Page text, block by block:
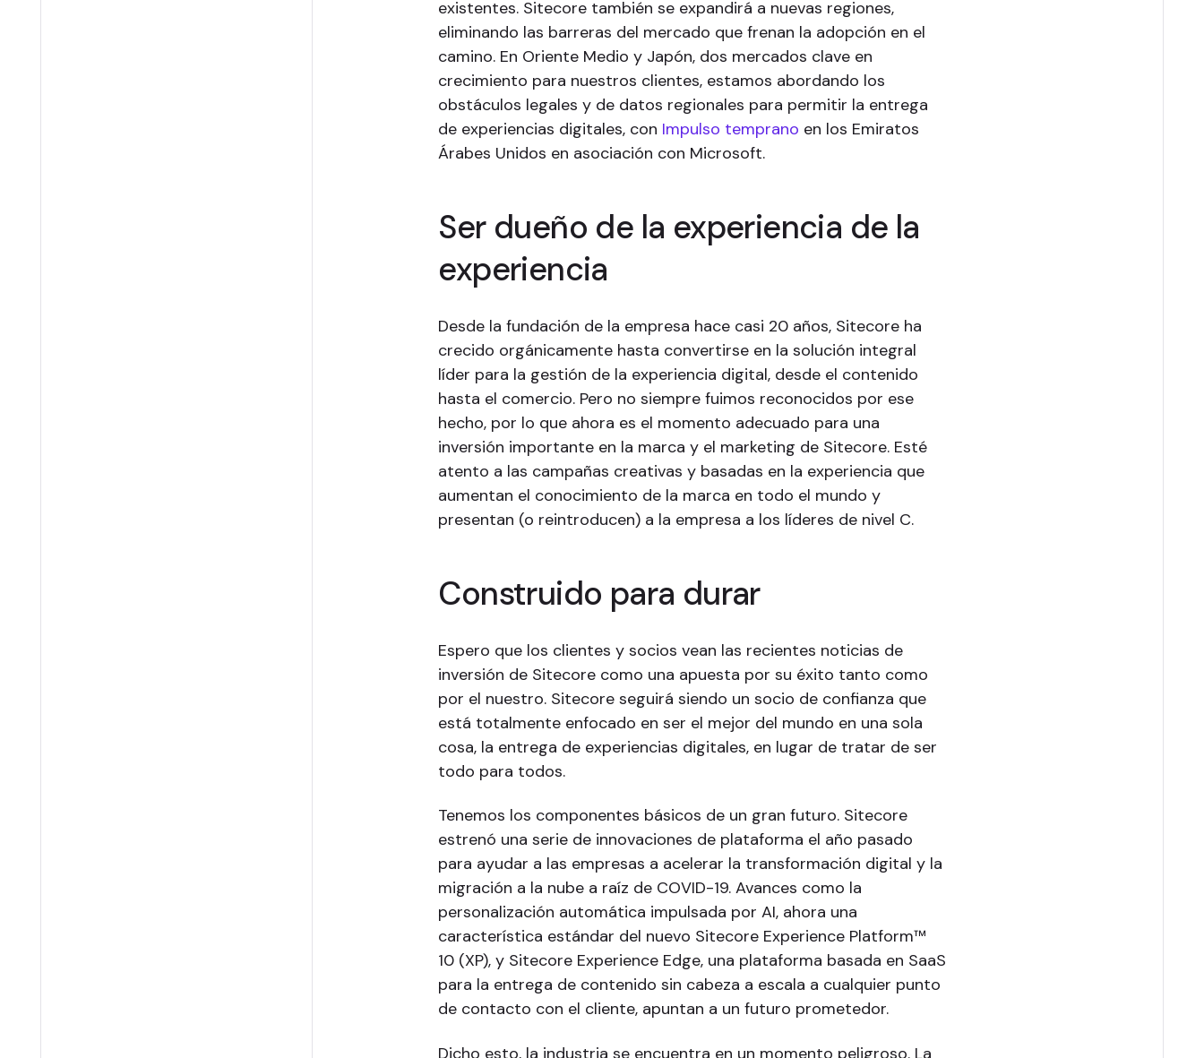
existentes. Sitecore también se expandirá a nuevas regiones,
eliminando las barreras del mercado que frenan la adopción en el
camino. En Oriente Medio y Japón, dos mercados clave en
crecimiento para nuestros clientes, estamos abordando los
obstáculos legales y de datos regionales para permitir la entrega
de experiencias digitales, con Impulso temprano en los Emiratos
Árabes Unidos en asociación con Microsoft.
Ser dueño de la experiencia de la
experiencia
Desde la fundación de la empresa hace casi 20 años, Sitecore ha
crecido orgánicamente hasta convertirse en la solución integral
líder para la gestión de la experiencia digital, desde el contenido
hasta el comercio. Pero no siempre fuimos reconocidos por ese
hecho, por lo que ahora es el momento adecuado para una
inversión importante en la marca y el marketing de Sitecore. Esté
atento a las campañas creativas y basadas en la experiencia que
aumentan el conocimiento de la marca en todo el mundo y
presentan (o reintroducen) a la empresa a los líderes de nivel C.
Construido para durar
Espero que los clientes y socios vean las recientes noticias de
inversión de Sitecore como una apuesta por su éxito tanto como
por el nuestro. Sitecore seguirá siendo un socio de confianza que
está totalmente enfocado en ser el mejor del mundo en una sola
cosa, la entrega de experiencias digitales, en lugar de tratar de ser
todo para todos.
Tenemos los componentes básicos de un gran futuro. Sitecore
estrenó una serie de innovaciones de plataforma el año pasado
para ayudar a las empresas a acelerar la transformación digital y la
migración a la nube a raíz de COVID-19. Avances como la
personalización automática impulsada por AI, ahora una
característica estándar del nuevo Sitecore Experience Platform™
10 (XP), y Sitecore Experience Edge, una plataforma basada en SaaS
para la entrega de contenido sin cabeza a escala a cualquier punto
de contacto con el cliente, apuntan a un futuro prometedor.
Dicho esto, la industria se encuentra en un momento peligroso. La